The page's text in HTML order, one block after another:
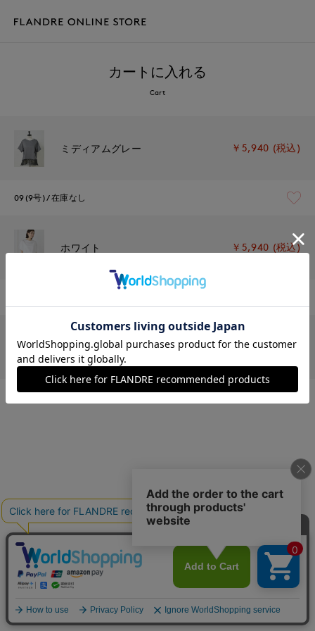
カートに入れる
Cart
ミディアムグレー ￥5,940 (税込)
09(9号) 在庫なし
ホワイト ￥5,940 (税込)
カーキ ￥5,940 (税込)